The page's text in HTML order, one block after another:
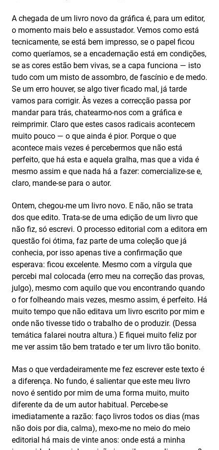
A chegada de um livro novo da gráfica é, para um editor,
o momento mais belo e assustador. Vemos como está
tecnicamente, se está bem impresso, se o papel ficou
como queríamos, se a encadernação está em condições,
se as cores estão bem vivas, se a capa funciona — isto
tudo com um misto de assombro, de fascínio e de medo.
Se um erro houver, se algo tiver ficado mal, já tarde
vamos para corrigir. Às vezes a correcção passa por
mandar para trás, chatearmo-nos com a gráfica e
reimprimir. Claro que estes casos radicais acontecem
muito pouco — o que ainda é pior. Porque o que
acontece mais vezes é percebermos que não está
perfeito, que há esta e aquela gralha, mas que a vida é
mesmo assim e que nada há a fazer: comercialize-se e,
claro, mande-se para o autor.
Ontem, chegou-me um livro novo. E não, não se trata
dos que edito. Trata-se de uma edição de um livro que
não fiz, só escrevi. O processo editorial com a editora em
questão foi ótima, faz parte de uma coleção que já
conhecia, por isso apenas tive a confirmação que
esperava: ficou excelente. Mesmo com a vírgula que
percebi mal colocada (erro meu na correção das provas,
julgo), mesmo com aquilo que vou encontrando quando
o for folheando mais vezes, mesmo assim, é perfeito. Há
muito tempo que não editava um livro escrito por mim e
onde não tivesse tido o trabalho de o produzir. (Dessa
temática falarei noutra altura.) E fiquei muito feliz por
me ver assim tão bem tratado e ter um livro tão bonito.
Mas o que verdadeiramente me fez escrever este texto é
a diferença. No fundo, é salientar que este meu livro
novo é sentido por mim de uma forma muito, muito
diferente da de um autor habitual. Percebe-se
imediatamente a razão: faço livros todos os dias (mas
não dois por dia, calma), mexo-me no meio do meio
editorial há mais de vinte anos: onde está a minha